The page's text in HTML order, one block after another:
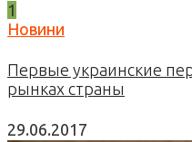
1
Новини
Первые украинские
рынках страны
29.06.2017